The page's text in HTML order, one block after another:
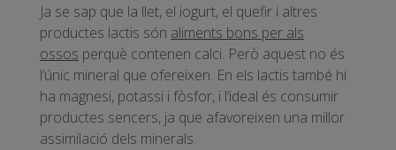
Ja se sap que la llet, el iogurt, el quefir i altres
productes lactis són aliments bons per als
ossos perquè contenen calci. Però aquest no és
l’únic mineral que ofereixen. En els lactis també hi
ha magnesi, potassi i fòsfor, i l’ideal és consumir
productes sencers, ja que afavoreixen una millor
assimilació dels minerals.